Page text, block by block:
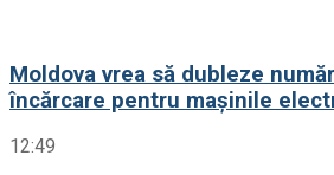
Moldova vrea să dubleze
încărcare pentru mașinile
12:49